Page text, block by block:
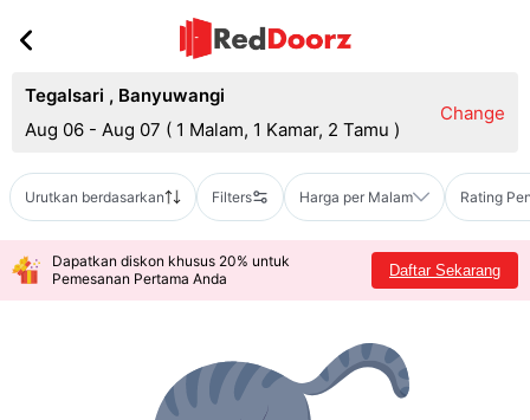
Tegalsari , Banyuwangi
Aug 06 - Aug 07 ( 1 Malam, 1 Kamar, 2 Tamu )
Change
Urutkan berdasarkan Filters Harga per Malam Rating
Dapatkan diskon khusus 20% untuk
Pemesanan Pertama Anda
Daftar Sekarang